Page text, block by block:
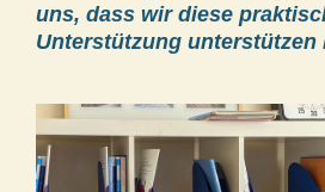
uns, dass wir diese
Unterstützung unterstützen